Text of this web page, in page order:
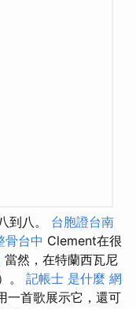
到八。 台胞證台南
骨台中 Clement在很
當然，在特蘭西瓦尼
。 記帳士 是什麼 網
一首歌展示它，還可